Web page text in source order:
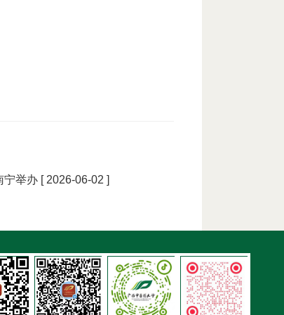
宁举办 [ 2026-06-02 ]